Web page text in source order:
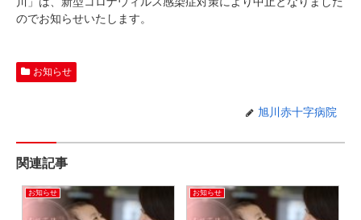
のでお知らせいたします。
お知らせ
旭川赤十字病院
関連記事
お知らせ お知らせ